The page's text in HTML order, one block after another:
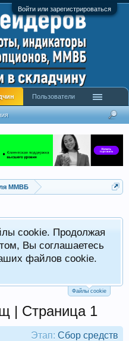
Войти или зарегистрироваться
ММВБ
cookie. Продолжая
Вы соглашаетесь
файлов cookie.
Файлы cookie
| Страница 1
Этап: Сбор средств
Пользователи